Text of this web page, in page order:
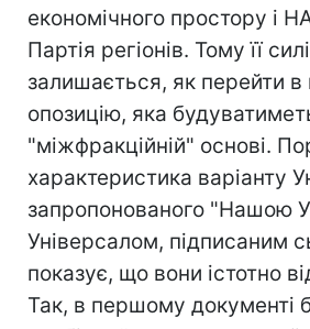
економічного простору і
Партія регіонів. Тому її
залишається, як перейти
опозицію, яка
"міжфракційній" основі.
характеристика варіанту
запропонованого "Нашою
Універсалом, підписаним
показує, що вони істотно
Так, в першому документі